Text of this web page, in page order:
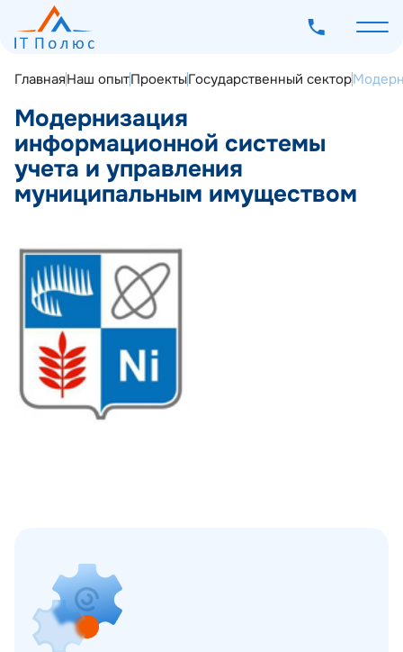
О компании
Услуги
Наш опыт
Мероприятия
Блог
Контакты
ГлавнаяНаш опытПроектыГосударственный сектор
Модернизация
информационной системы
учета и управления
муниципальным имуществом